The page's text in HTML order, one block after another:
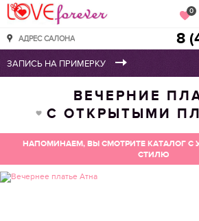
Love Forever
АДРЕС САЛОНА
0
8
ВЕЧЕРНИЕ
С ОТКРЫТЫМИ
НАПОМИНАЕМ, ВЫ СМОТРИТЕ КАТАЛОГ С
СТИЛЮ